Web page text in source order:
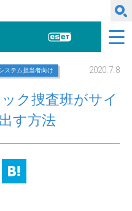
グジャパン株式会社
サイバーセキュリティ情報局
ESET
ステム担当者向け 2020.7.8
ク捜査班がサイ
す方法